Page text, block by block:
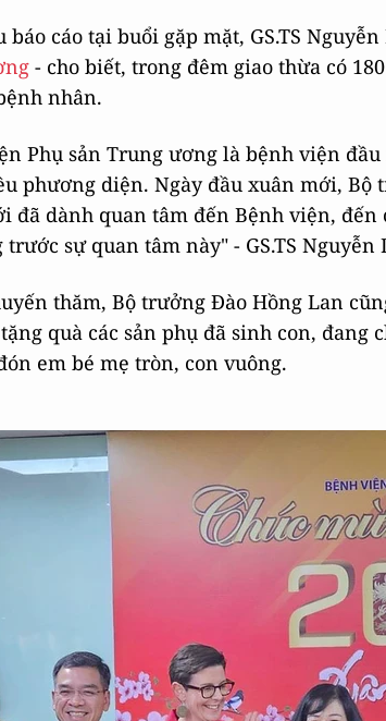
báo cáo tại buổi gặp mặt, GS.TS
- cho biết, trong đêm giao thừa có
nhân.
Phụ sản Trung ương là bệnh viện
phương diện. Ngày đầu xuân mới, Bộ
đã dành quan tâm đến Bệnh viện,
trước sự quan tâm này" - GS.TS Nguyễn
thăm, Bộ trưởng Đào Hồng Lan
quà các sản phụ đã sinh con, đang
em bé mẹ tròn, con vuông.